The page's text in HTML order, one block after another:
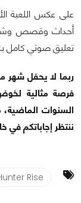
على عكس اللعبة
أحداث وقصص
تعليق صوتي كامل
ربما لا يحفل شهر
فرصة مثالية
السنوات الماضية،
ننتظر إجاباتكم في
Rise